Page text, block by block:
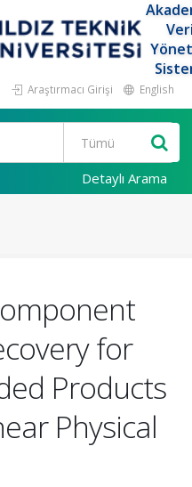
Araştırmacı Girişi English
Detaylı Arama
for
Products
Physical